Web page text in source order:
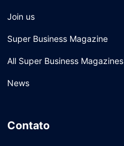
Join us
Super Business Magazine
All Super Business Magazines
News
Contato